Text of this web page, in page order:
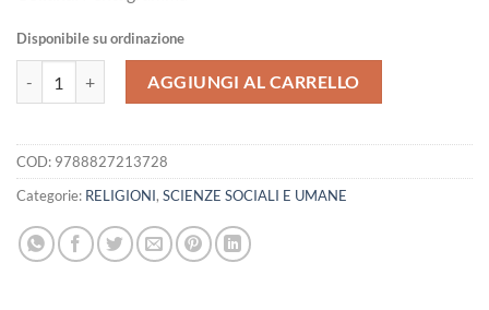
Disponibile su ordinazione
AGGIUNGI AL CARRELLO
COD: 9788827213728
Categorie: RELIGIONI, SCIENZE SOCIALI E UMANE